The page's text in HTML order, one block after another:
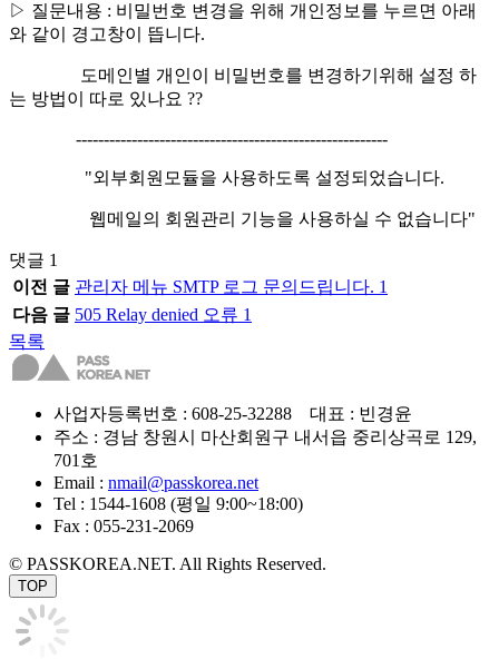
▷ 질문내용 : 비밀번호 변경을 위해 개인정보를 누르면 아래
와 같이 경고창이 뜹니다.
도메인별 개인이 비밀번호를 변경하기위해 설정 하
는 방법이 따로 있나요 ??
--------------------------------------------------------
"외부회원모듈을 사용하도록 설정되었습니다.
웹메일의 회원관리 기능을 사용하실 수 없습니다"
댓글 1
이전 글 관리자 메뉴 SMTP 로그 문의드립니다. 1
다음 글 505 Relay denied 오류 1
목록
사업자등록번호 : 608-25-32288 대표 : 빈경윤
주소 : 경남 창원시 마산회원구 내서읍 중리상곡로 129,
701호
Email : nmail@passkorea.net
Tel : 1544-1608 (평일 9:00~18:00)
Fax : 055-231-2069
© PASSKOREA.NET. All Rights Reserved.
TOP